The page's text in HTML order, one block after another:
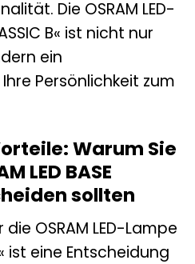
Die OSRAM LED-
B« ist nicht nur
ein
Persönlichkeit zum
Warum Sie
LED BASE
sollten
OSRAM LED-Lampe
ist eine Entscheidung